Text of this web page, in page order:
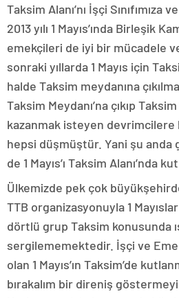
Taksim Alanı’nı İşçi Sınıfımıza
2013 yılı 1 Mayıs’ında Birleşik
emekçileri de iyi bir mücadele
sonraki yıllarda 1 Mayıs için
halde Taksim meydanına
Taksim Meydanı’na çıkıp
kazanmak isteyen devrimcilere
hepsi düşmüştür. Yani şu anda
de 1 Mayıs’ı Taksim Alanı’nda
Ülkemizde pek çok
TTB organizasyonuyla 1
dörtlü grup Taksim konusunda
sergilememektedir. İşçi ve
olan 1 Mayıs’ın Taksim’de
bırakalım bir direniş